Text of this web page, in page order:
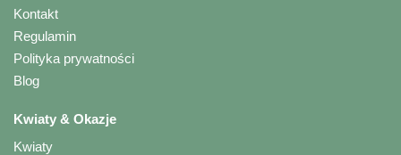
Kontakt
Regulamin
Polityka prywatności
Blog
Kwiaty & Okazje
Kwiaty